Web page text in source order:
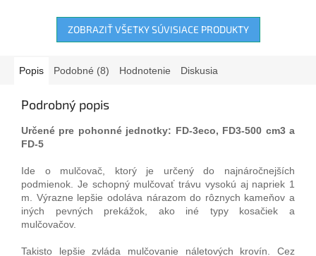
ZOBRAZIŤ VŠETKY SÚVISIACE PRODUKTY
Popis Podobné (8) Hodnotenie Diskusia
Podrobný popis
Určené pre pohonné jednotky: FD-3eco, FD3-500 cm3 a
FD-5
Ide o mulčovač, ktorý je určený do najnáročnejších
podmienok. Je schopný mulčovať trávu vysokú aj napriek 1
m. Výrazne lepšie odoláva nárazom do rôznych kameňov a
iných pevných prekážok, ako iné typy kosačiek a
mulčovačov.
Takisto lepšie zvláda mulčovanie náletových krovín. Cez